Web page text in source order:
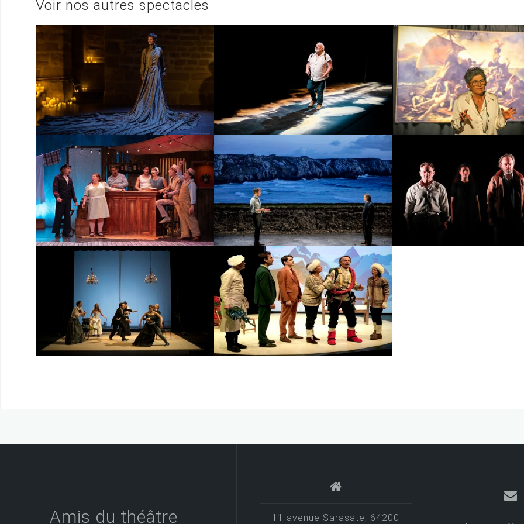
Voir nos autres spectacles
Rossignol à la langue
pourrie
Jeudi 15 et
vendredi 16 octobre
2026
D’Eckmühl à
Date :
vendredi 6
2026
Marius
Date :
Jeudi 14
janvier 2027
Article 353 du
Date :
février
Un fil à la patte
Date :
Jeudi 29 avril
2027
Amis du théâtre 11 avenue Sarasate, 64200